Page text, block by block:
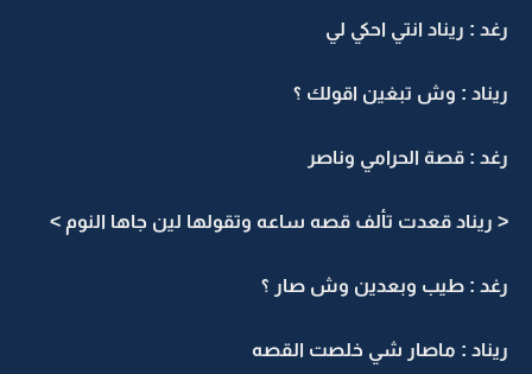
رغد : ريناد انتي احكي لي
ريناد : وش تبغين اقولك ؟
رغد : قصة الحرامي وناصر
< ريناد قعدت تألف قصه ساعه وتقولها لين جاها النوم >
رغد : طيب وبعدين وش صار ؟
ريناد : ماصار شي خلصت القصه